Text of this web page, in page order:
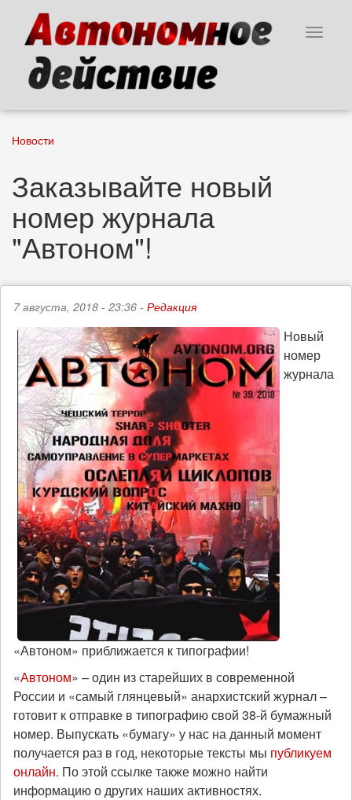
основному
содержанию
Toggle
Новости
Заказывайте новый
номер журнала
"Автоном"!
7 августа, 2018 - 23:36 - Редакция
Новый
номер
журнала
«Автоном» приближается к типографии!
«Автоном» – один из старейших в современной
России и «самый глянцевый» анархистский журнал –
готовит к отправке в типографию свой 38-й бумажный
номер. Выпускать «бумагу» у нас на данный момент
получается раз в год, некоторые тексты мы публикуем
онлайн. По этой ссылке также можно найти
информацию о других наших активностях.